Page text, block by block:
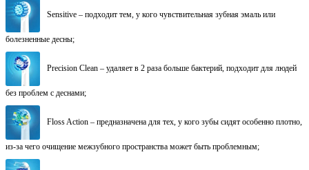
Sensitive – подходит тем, у кого чувствительная зубная эмаль или
болезненные десны;
Precision Clean – удаляет в 2 раза больше бактерий, подходит для людей
без проблем с деснами;
Floss Action – предназначена для тех, у кого зубы сидят особенно плотно,
из-за чего очищение межзубного пространства может быть проблемным;